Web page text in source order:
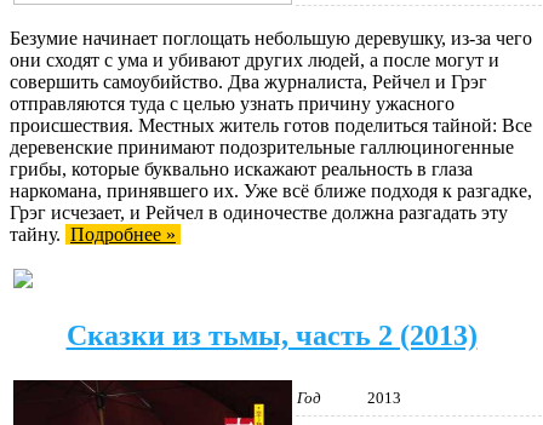
Безумие начинает поглощать небольшую деревушку, из-за чего
они сходят с ума и убивают других людей, а после могут и
совершить самоубийство. Два журналиста, Рейчел и Грэг
отправляются туда с целью узнать причину ужасного
происшествия. Местных житель готов поделиться тайной: Все
деревенские принимают подозрительные галлюциногенные
грибы, которые буквально искажают реальность в глаза
наркомана, принявшего их. Уже всё ближе подходя к разгадке,
Грэг исчезает, и Рейчел в одиночестве должна разгадать эту
тайну. Подробнее »
Сказки из тьмы, часть 2 (2013)
Год 2013